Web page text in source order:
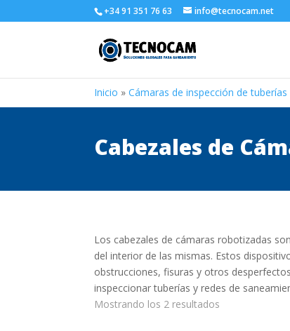
+34 91 351 76 63 info@tecnocam.net
Inicio »Cámaras de inspección de tuberías
Cabezales de
Los cabezales de cámaras robotizadas
del interior de las mismas. Estos
obstrucciones, fisuras y otros
inspeccionar tuberías y redes de
Mostrando los 2 resultados